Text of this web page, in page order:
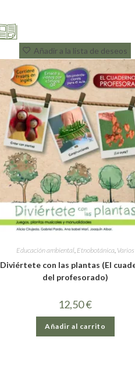
Añadir a la lista de deseos
Educación ambiental, Etnobotánica, Varios
Diviértete con las plantas (El
del profesorado)
12,50€
Añadir al carrito